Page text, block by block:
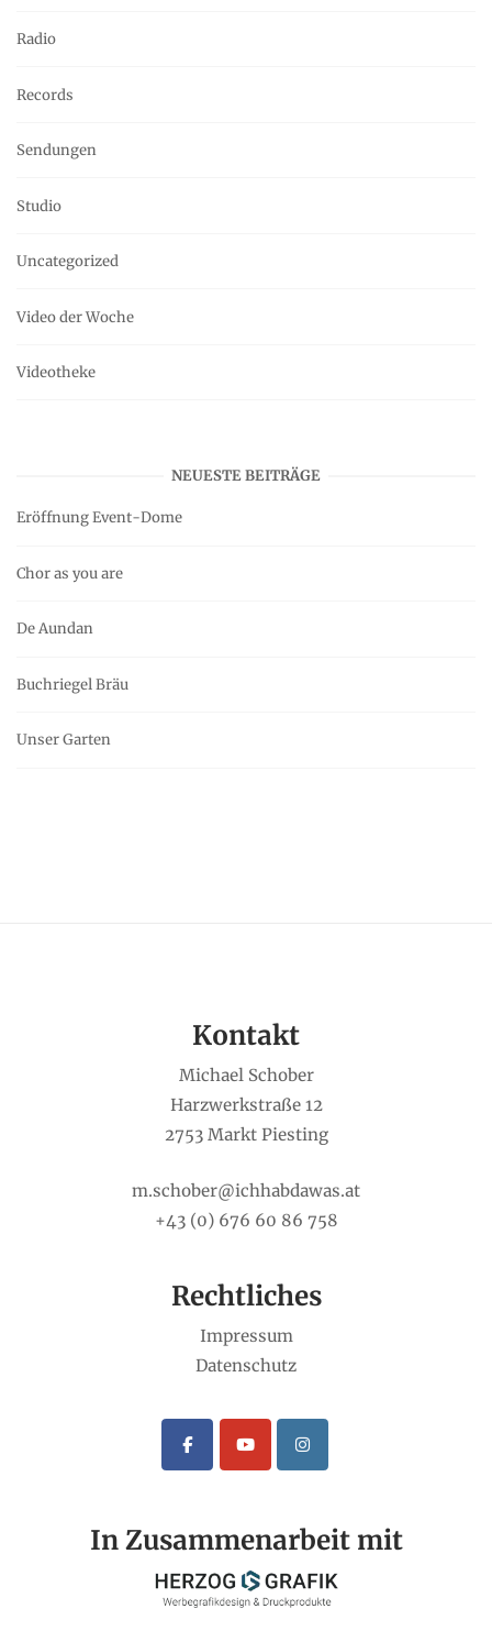
Radio
Records
Sendungen
Studio
Uncategorized
Video der Woche
Videotheke
NEUESTE BEITRÄGE
Eröffnung Event-Dome
Chor as you are
De Aundan
Buchriegel Bräu
Unser Garten
Kontakt
Michael Schober
Harzwerkstraße 12
2753 Markt Piesting
m.schober@ichhabdawas.at
+43 (0) 676 60 86 758
Rechtliches
Impressum
Datenschutz
In Zusammenarbeit mit